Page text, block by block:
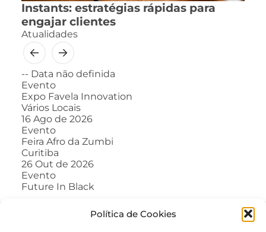
Política de Cookies
Instants: estratégias rápidas para
engajar clientes
Atualidades
-- Data não definida
Evento
Expo Favela Innovation
Vários Locais
16 Ago de 2026
Evento
Feira Afro da Zumbi
Curitiba
26 Out de 2026
Evento
Future In Black